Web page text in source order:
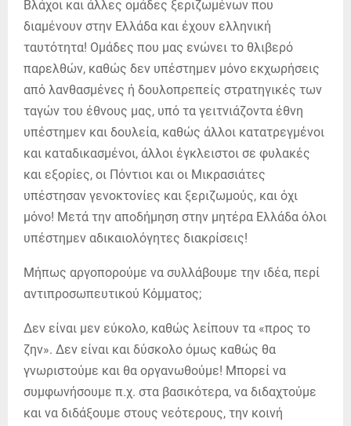
Βλάχοι και άλλες ομάδες ξεριζωμένων που
διαμένουν στην Ελλάδα και έχουν ελληνική
ταυτότητα! Ομάδες που μας ενώνει το θλιβερό
παρελθών, καθώς δεν υπέστημεν μόνο εκχωρήσεις
από λανθασμένες ή δουλοπρεπείς στρατηγικές των
ταγών του έθνους μας, υπό τα γειτνιάζοντα έθνη
υπέστημεν και δουλεία, καθώς άλλοι κατατρεγμένοι
και καταδικασμένοι, άλλοι έγκλειστοι σε φυλακές
και εξορίες, οι Πόντιοι και οι Μικρασιάτες
υπέστησαν γενοκτονίες και ξεριζωμούς, και όχι
μόνο! Μετά την αποδήμηση στην μητέρα Ελλάδα όλοι
υπέστημεν αδικαιολόγητες διακρίσεις!
Μήπως αργοπορούμε να συλλάβουμε την ιδέα, περί
αντιπροσωπευτικού Κόμματος;
Δεν είναι μεν εύκολο, καθώς λείπουν τα «προς το
ζην». Δεν είναι και δύσκολο όμως καθώς θα
γνωριστούμε και θα οργανωθούμε! Μπορεί να
συμφωνήσουμε π.χ. στα βασικότερα, να διδαχτούμε
και να διδάξουμε στους νεότερους, την κοινή